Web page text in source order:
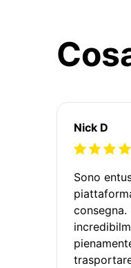
Nick D
Sono